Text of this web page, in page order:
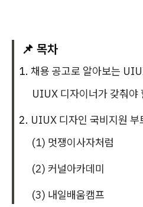
📌 목차
채용 공고로 알아보는
UIUX 디자이너가 갖춰야
UIUX 디자인 국비지원 부
(1) 멋쟁이사자처럼
(2) 커널아카데미
(3) 내일배움캠프